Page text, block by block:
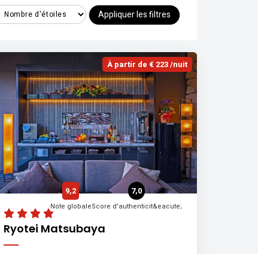
Appliquer les filtres
À partir de € 223 /nuit
Ryotei Matsubaya
9,2
Note globale
7,0
Score d'authenticit&eacute;